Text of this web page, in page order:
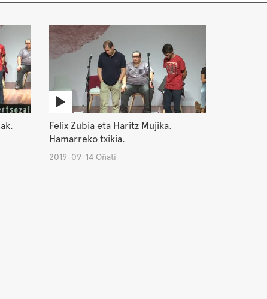
Felix Zubia eta Haritz Mujika.
Hamarreko txikia.
2019-09-14 Oñati